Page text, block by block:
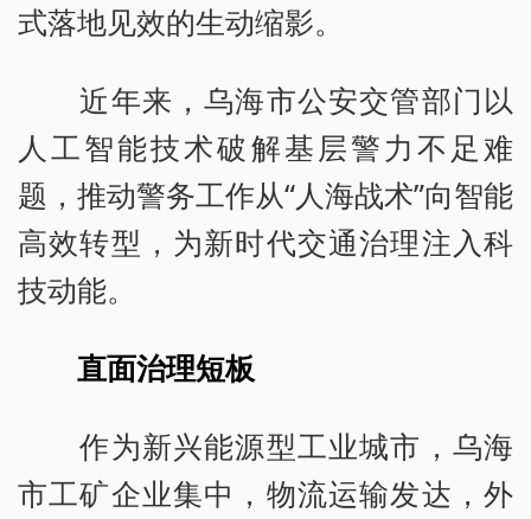
式落地见效的生动缩影。
近年来，乌海市公安交管部门以
人工智能技术破解基层警力不足难
题，推动警务工作从“人海战术”向智能
高效转型，为新时代交通治理注入科
技动能。
直面治理短板
作为新兴能源型工业城市，乌海
市工矿企业集中，物流运输发达，外